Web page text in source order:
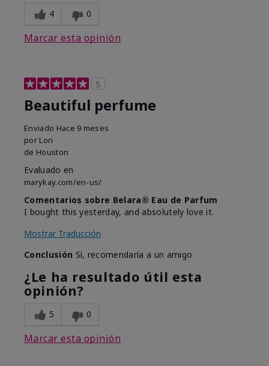
4 0
Marcar esta opinión
5
Beautiful perfume
Enviado Hace 9 meses
por Lori
de Houston
Evaluado en
marykay.com/en-us/
Comentarios sobre Belara® Eau de Parfum
I bought this yesterday, and absolutely love it.
Mostrar Traducción
Conclusión Sí, recomendaría a un amigo
¿Le ha resultado útil esta
opinión?
5 0
Marcar esta opinión